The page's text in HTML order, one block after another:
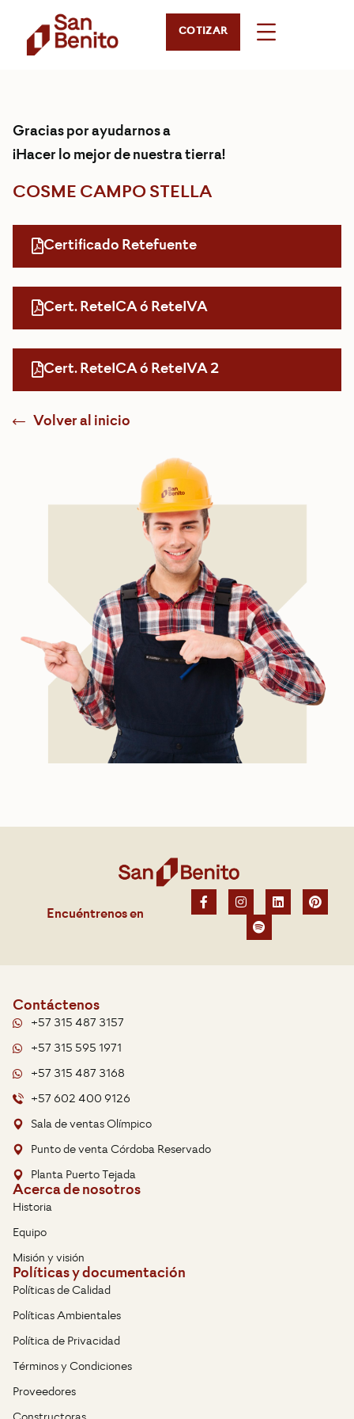
COTIZAR
Gracias por ayudarnos a
¡Hacer lo mejor de nuestra tierra!
COSME CAMPO STELLA
Certificado Retefuente
Cert. ReteICA ó ReteIVA
Cert. ReteICA ó ReteIVA 2
Volver al inicio
Encuéntrenos en
Contáctenos
+57 315 487 3157
+57 315 595 1971
+57 315 487 3168
+57 602 400 9126
Sala de ventas Olímpico
Punto de venta Córdoba Reservado
Planta Puerto Tejada
Acerca de nosotros
Historia
Equipo
Misión y visión
Políticas y documentación
Políticas de Calidad
Políticas Ambientales
Política de Privacidad
Términos y Condiciones
Proveedores